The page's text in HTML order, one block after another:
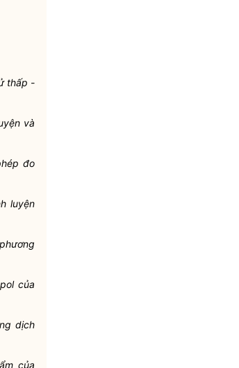
thấp -
và
đo
luyện
của
dịch
của